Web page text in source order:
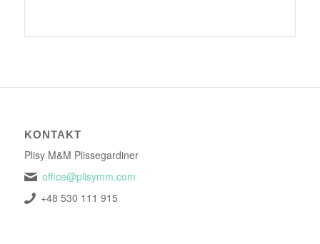
KONTAKT
Plisy M&M Plissegardiner
office@plisymm.com
+48 530 111 915